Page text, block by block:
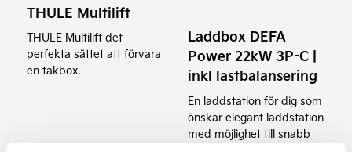
THULE Multilift
THULE Multilift det
perfekta sättet att förvara
en takbox.
Laddbox DEFA
Power 22kW 3P-C |
inkl lastbalansering
En laddstation för dig som
önskar elegant laddstation
med möjlighet till snabb